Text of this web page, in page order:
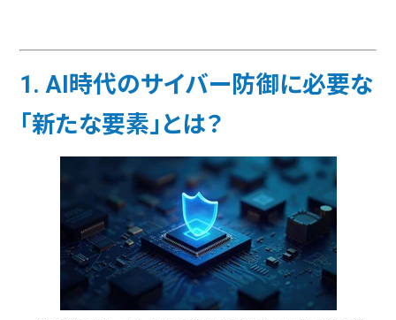
1. AI時代のサイバー防御に必要な
「新たな要素」とは？